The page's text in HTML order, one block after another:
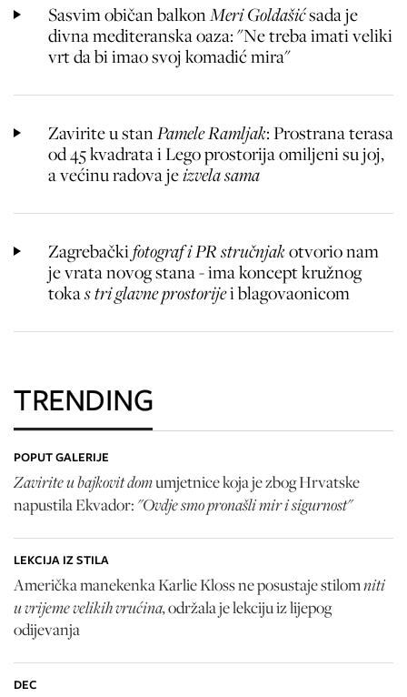
Sasvim običan balkonMeri Goldašićsada je
divna mediteranska oaza: "Ne treba imati veliki
vrt da bi imao svoj komadić mira"
Zavirite u stanPamele Ramljak: Prostrana terasa
od 45 kvadrata i Lego prostorijaomiljeni su joj,
a većinu radova jeizvela sama
Zagrebačkifotograf i PR stručnjakotvorio nam
je vrata novog stana - ima koncept kružnog
tokas tri glavne prostorijei blagovaonicom
TRENDING
POPUT GALERIJE
Zavirite u bajkovit domumjetnice koja je zbog Hrvatske
napustila Ekvador: "Ovdje smo pronašli mir i sigurnost"
LEKCIJA IZ STILA
Američka manekenka Karlie Kloss ne posustaje stilomniti
u vrijeme velikih vrućina,održala je lekciju iz lijepog
odijevanja
DEC